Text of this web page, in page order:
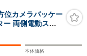
位カメラパッケー
両側電動スラ
コーダー ETC
本体価格